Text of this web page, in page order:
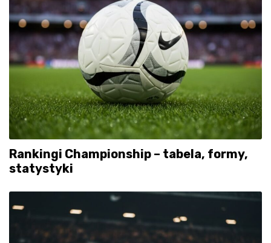
Rankingi Championship – tabela, formy,
statystyki